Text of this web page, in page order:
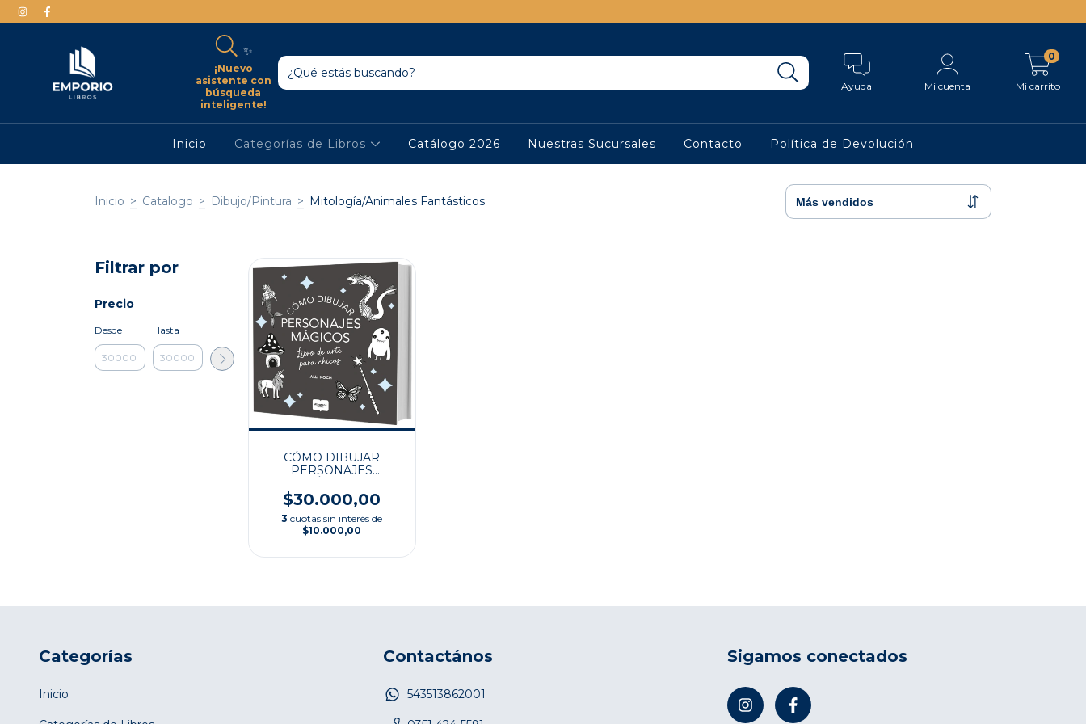
✨
¡Nuevo
asistente con
búsqueda
inteligente!
Ayuda Mi cuenta Mi carrito
0
Inicio Categorías de Libros Catálogo 2026 Nuestras Sucursales Contacto Política de Devolución
Inicio > Catalogo > Dibujo/Pintura > Mitología/Animales Fantásticos
Filtrar por
Precio
Desde Hasta
CÓMO DIBUJAR
PERSONAJES
$30.000,00
3 cuotas sin interés de
$10.000,00
Categorías
Inicio
Contactános
543513862001
Sigamos conectados